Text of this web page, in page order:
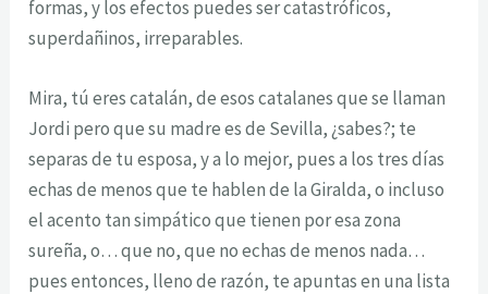
formas, y los efectos puedes ser catastróficos,
superdañinos, irreparables.
Mira, tú eres catalán, de esos catalanes que se llaman
Jordi pero que su madre es de Sevilla, ¿sabes?; te
separas de tu esposa, y a lo mejor, pues a los tres días
echas de menos que te hablen de la Giralda, o incluso
el acento tan simpático que tienen por esa zona
sureña, o… que no, que no echas de menos nada…
pues entonces, lleno de razón, te apuntas en una lista